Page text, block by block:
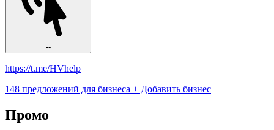
--
https://t.me/HVhelp
148 предложений для бизнеса + Добавить бизнес
Промо